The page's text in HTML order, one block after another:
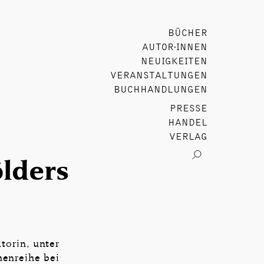
BÜCHER
AUTOR∙INNEN
NEUIGKEITEN
VERANSTALTUNGEN
BUCHHANDLUNGEN
PRESSE
HANDEL
VERLAG
unter
bei